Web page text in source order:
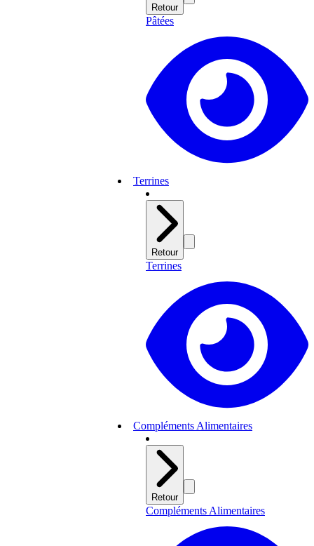
Retour
Pâtées
Terrines
Retour
Terrines
Compléments Alimentaires
Retour
Compléments Alimentaires